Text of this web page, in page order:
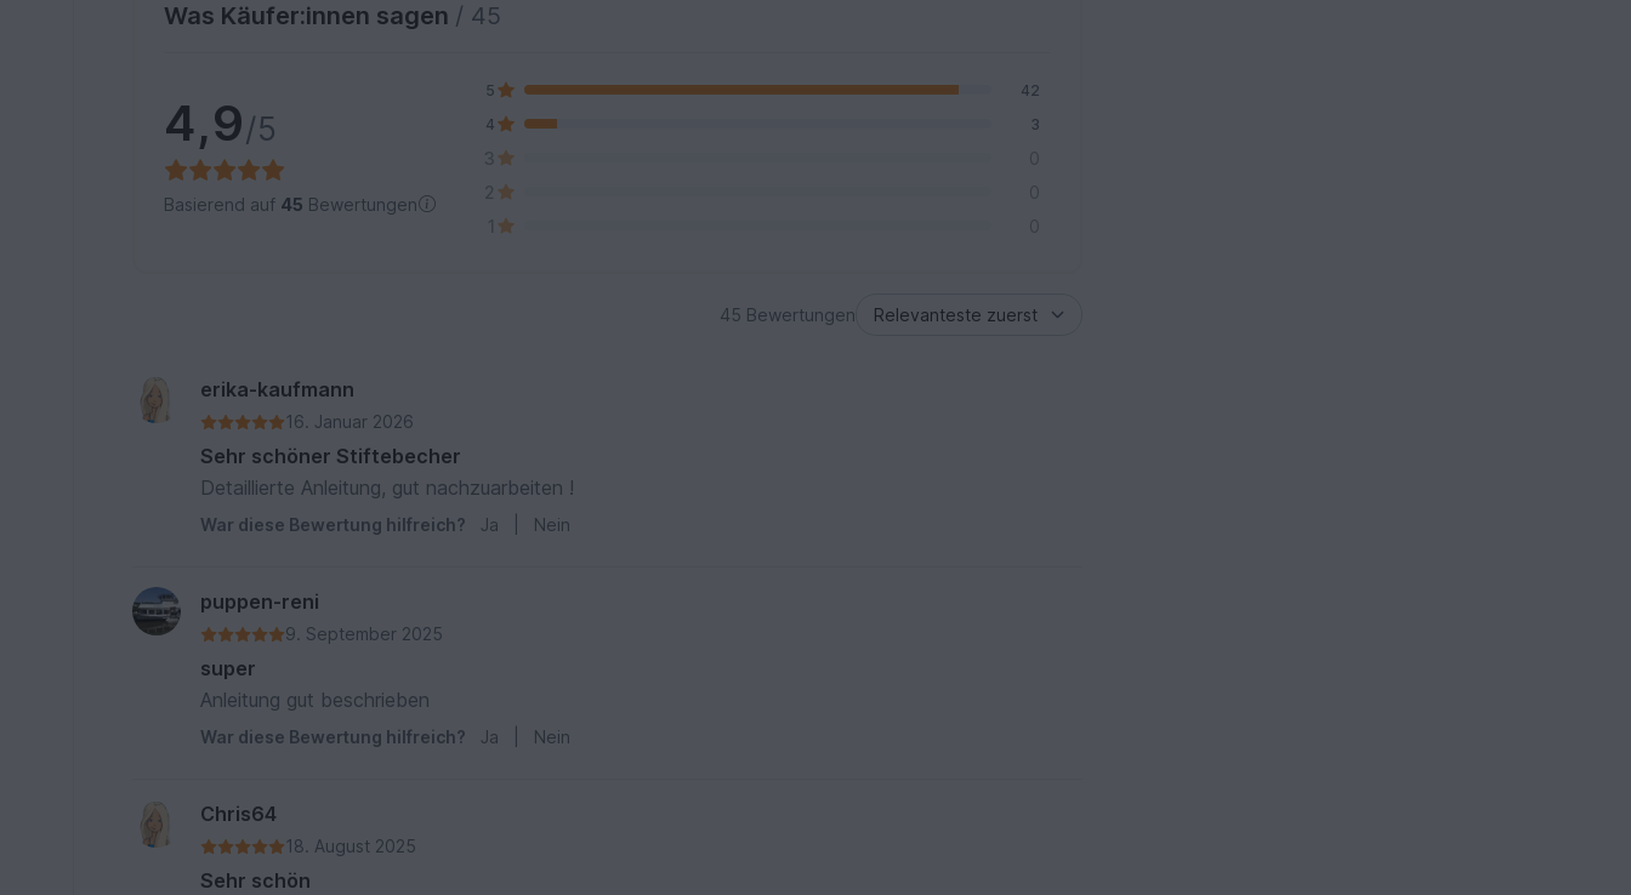
Was Käufer:innen sagen / 45
4,9/5
Basierend auf 45 Bewertungen
5
42
4
3
3
0
2
0
1
0
45 Bewertungen
erika-kaufmann
16. Januar 2026
Sehr schöner Stiftebecher
Detaillierte Anleitung, gut nachzuarbeiten !
War diese Bewertung hilfreich? Ja Nein
puppen-reni
9. September 2025
super
Anleitung gut beschrieben
War diese Bewertung hilfreich? Ja Nein
Chris64
18. August 2025
Sehr schön